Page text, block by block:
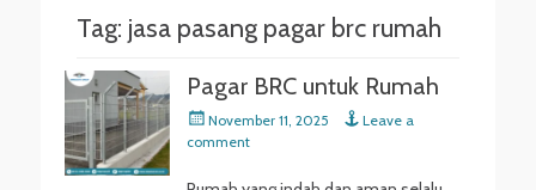
Tag: jasa pasang pagar brc rumah
Pagar BRC untuk Rumah
Posted
on
November 11, 2025
Leave a
comment